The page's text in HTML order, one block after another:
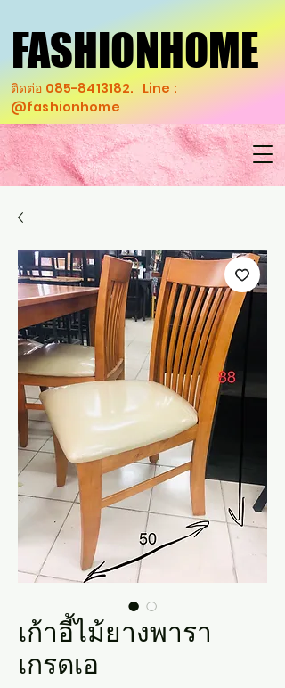
FASHIONHOME
FASHIONHOME
ติดต่อ 085-8413182. Line :
@fashionhome
เก้าอี้ไม้ยางพารา
เกรดเอ